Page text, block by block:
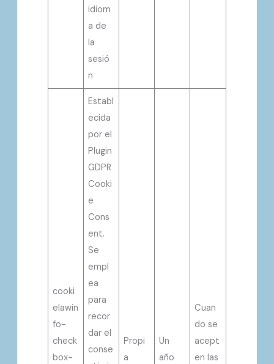
idiom
a de
la
sesió
n
cooki
elawin
fo-
check
box-
Establ
ecida
por el
Plugin
GDPR
Cooki
e
Cons
ent.
Se
empl
ea
para
recor
dar el
conse
Propi
a
Un
año
Cuan
do se
acept
en las